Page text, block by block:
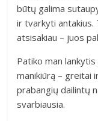
būtų galima
ir tvarkyti antakius.
atsisakiau – juos
Patiko man
manikiūrą – greitai
prabangių dailintų
svarbiausia.